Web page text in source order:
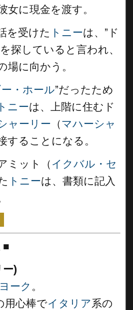
女に現金を渡す。
を受けた トニーは、”ド
探していると言われ、
場に向かう。
・ホール”だったため
トニーは、上階に住むド
ャーリー （マハーシャ
することになる。
ミット（ イクバル・セ
トニーは、書類に記入
■
ー)
ーク 。
用心棒でイタリア系の